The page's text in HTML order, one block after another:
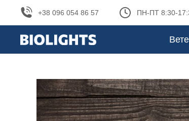
+38 096 054 86 57 ПН-ПТ 8:30-